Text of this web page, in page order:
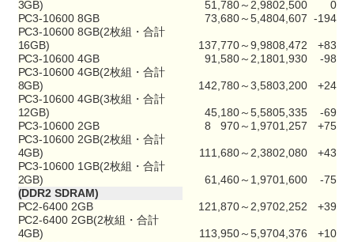
3GB)
51,780～2,9802,500
0
PC3-10600 8GB
73,680～5,4804,607 -194
PC3-10600 8GB(2枚組・合計
16GB)
137,770～9,9808,472
+83
PC3-10600 4GB
91,580～2,1801,930
-98
PC3-10600 4GB(2枚組・合計
8GB)
142,780～3,5803,200
+24
PC3-10600 4GB(3枚組・合計
12GB)
45,180～5,5805,335
-69
PC3-10600 2GB
8 970～1,9701,257
+75
PC3-10600 2GB(2枚組・合計
4GB)
11 1,680～2,3802,080
+43
PC3-10600 1GB(2枚組・合計
2GB)
61,460～1,9701,600
-75
(DDR2 SDRAM)
PC2-6400 2GB
121,870～2,9702,252
+39
PC2-6400 2GB(2枚組・合計
4GB)
113,950～5,9704,376
+10